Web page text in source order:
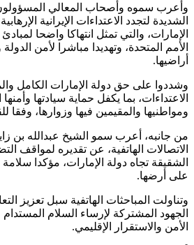
وأعرب سموه وأصحاب المعالي المسؤولون
الشديدة لتجدد الاعتداءات الإيرانية
الإمارات، والتي تمثل انتهاكا واضحا
الأمم المتحدة، وتهديدا مباشرا لأمن
أراضيها.
وشددوا على حق دولة الإمارات الكامل
الاعتداءات، بما يكفل حماية سيادتها
ومواطنيها والمقيمين فيها وزوارها، وفقا
من جانبه، أعرب سمو الشيخ عبدالله بن
الاتصالات الهاتفية، عن تقديره لمواقف
الشقيقة تجاه دولة الإمارات، مؤكدا
على أرضها.
وتناولت المباحثات الهاتفية سبل تعزيز
الجهود المشتركة لإرساء السلام
الأمن والاستقرار الإقليمي.